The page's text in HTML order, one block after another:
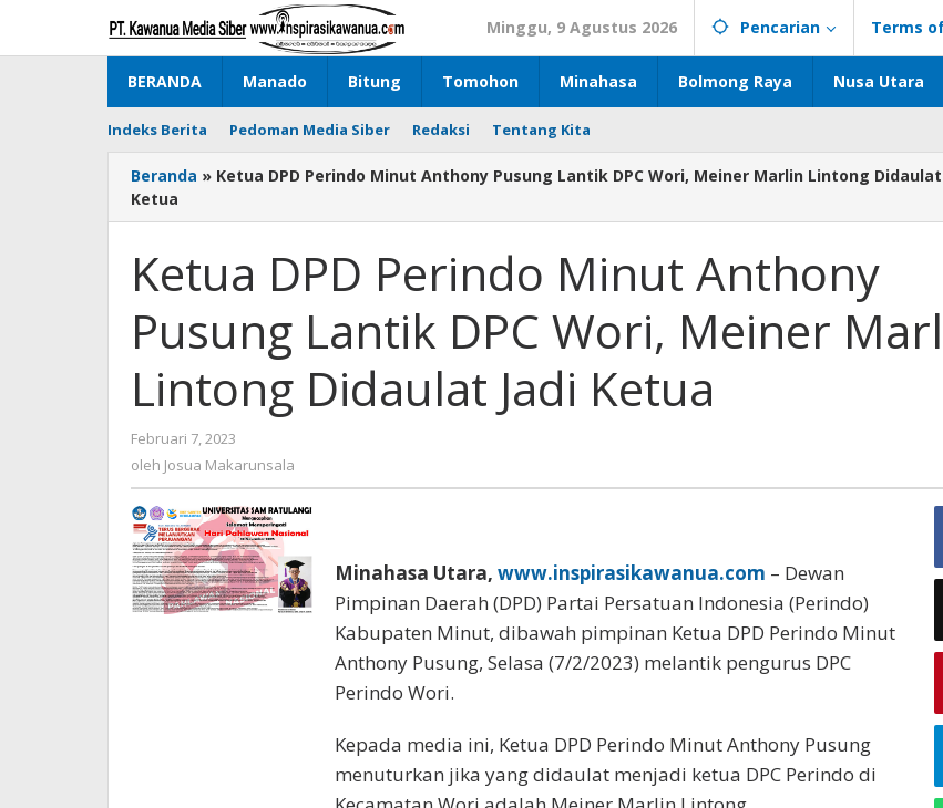
konten
Minggu, 9 Agustus 2026 Pencarian Terms
BERANDA Manado Bitung Tomohon Minahasa Bolmong Raya Nusa Utara
Indeks Berita Pedoman Media Siber Redaksi Tentang Kita
Beranda » Ketua DPD Perindo Minut Anthony Pusung Lantik DPC Wori, Meiner Marlin Lintong Didaulat
Ketua
Ketua DPD Perindo Minut Anthony
Pusung Lantik DPC Wori, Meiner
Lintong Didaulat Jadi Ketua
Februari 7, 2023
Josua
oleh Josua Makarunsala
Minahasa Utara, www.inspirasikawanua.com – Dewan
Pimpinan Daerah (DPD) Partai Persatuan Indonesia (Perindo)
Kabupaten Minut, dibawah pimpinan Ketua DPD Perindo Minut
Anthony Pusung, Selasa (7/2/2023) melantik pengurus DPC
Perindo Wori.
Kepada media ini, Ketua DPD Perindo Minut Anthony Pusung
menuturkan jika yang didaulat menjadi ketua DPC Perindo di